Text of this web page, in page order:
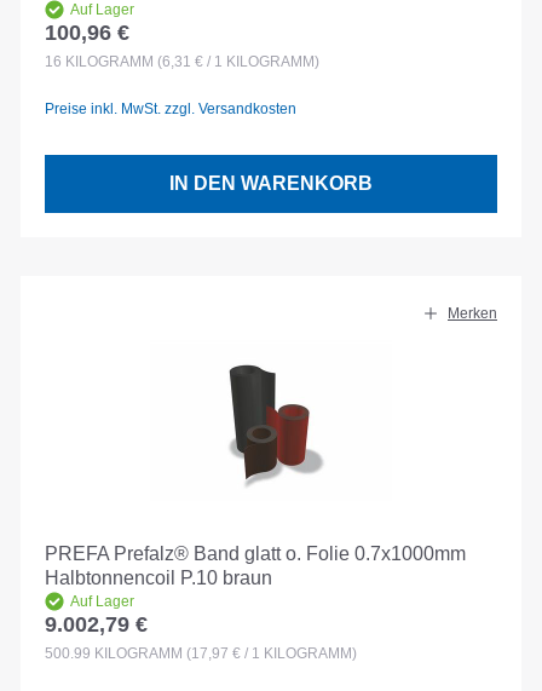
Auf Lager
Regulärer Preis:
100,96 €
16 KILOGRAMM (6,31 € / 1 KILOGRAMM)
Preise inkl. MwSt. zzgl. Versandkosten
IN DEN WARENKORB
Merken
PREFA Prefalz® Band glatt o. Folie 0.7x1000mm
Halbtonnencoil P.10 braun
Auf Lager
Regulärer Preis:
9.002,79 €
500.99 KILOGRAMM (17,97 € / 1 KILOGRAMM)